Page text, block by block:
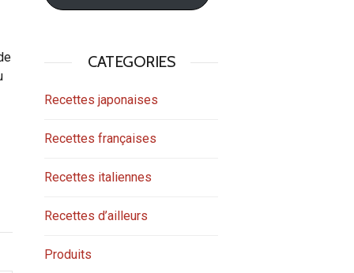
CATEGORIES
Recettes japonaises
Recettes françaises
Recettes italiennes
Recettes d’ailleurs
Produits